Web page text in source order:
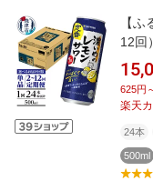
【
12回
ッポ
サッ
625円
楽天
24本
500ml